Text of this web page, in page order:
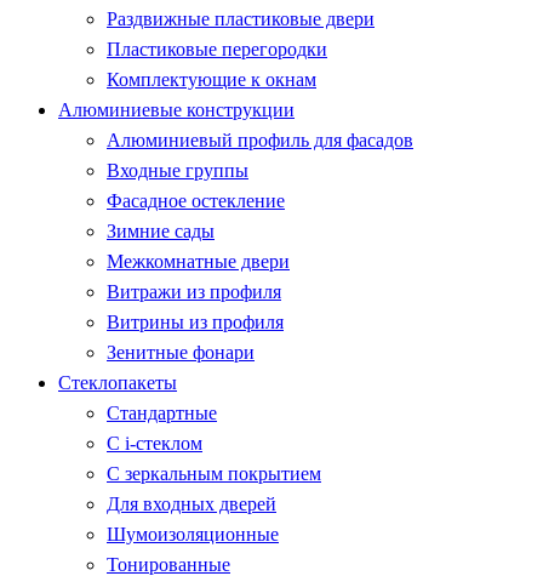
Раздвижные пластиковые двери
Пластиковые перегородки
Комплектующие к окнам
Алюминиевые конструкции
Алюминиевый профиль для фасадов
Входные группы
Фасадное остекление
Зимние сады
Межкомнатные двери
Витражи из профиля
Витрины из профиля
Зенитные фонари
Стеклопакеты
Стандартные
С i-стеклом
С зеркальным покрытием
Для входных дверей
Шумоизоляционные
Тонированные